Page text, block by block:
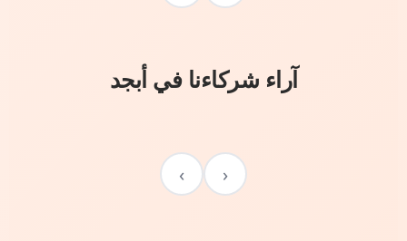
آراء شركاءنا في أبجد
‹
›